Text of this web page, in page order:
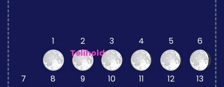
1
2
Telihold
3 4 5 6
7 8 9
10
11 12 13